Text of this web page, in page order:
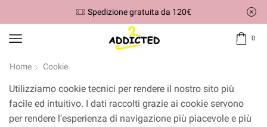
Spedizione rapida entro 24/48H!
0
Home Cookie
Utilizziamo cookie tecnici per rendere il nostro sito più
facile ed intuitivo. I dati raccolti grazie ai cookie servono
per rendere l’esperienza di navigazione più piacevole e più